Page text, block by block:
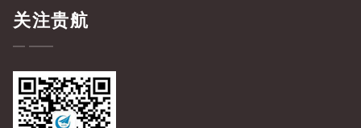
关注贵航